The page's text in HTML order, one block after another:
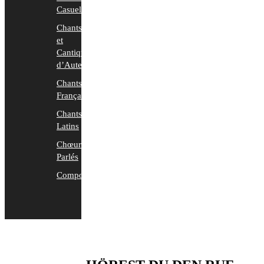
Casuels
Chants
et
Cantiques
d’Auteurs
Chants
Français
Chants
Latins
Chœurs
Parlés
Compositions